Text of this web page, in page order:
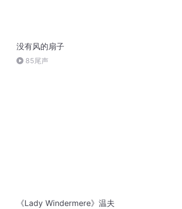
没有风的扇子
85尾声
《Lady Windermere》温夫